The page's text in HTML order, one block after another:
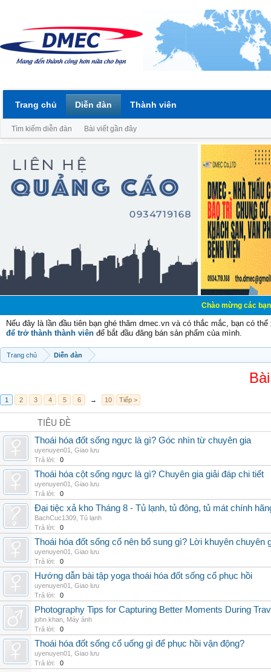
Chào mừng các bạn đến với
Nếu đây là lần đầu tiên bạn ghé thăm dmec.vn và có thắc mắc, bạn có
để trở thành thành viên để bắt đầu đăng bán sản phẩm của mình.
Trang chủ Diễn đàn
1 2 3 4 5 6 → 10 Tiếp >
TIÊU ĐỀ
Thoái hóa đốt sống ngực là gì? Góc nhìn từ chuyên gia
uyenuyen01
Giao lưu
Trả lời:
0
Thoái hóa cột sống ngực là gì? Chuyên gia giải đáp chi tiết
uyenuyen01
Giao lưu
Trả lời:
0
Đại tiệc xả kho Tháng 8 - Tủ lạnh, tủ đông, tủ mát chính
BachCuc1309 Tủ lạnh
Trả lời:
0
Thoái hóa đốt sống cổ nên bổ sung gì? Lời khuyên chuyên
uyenuyen01
Giao lưu
Trả lời:
0
Hướng dẫn bài tập yoga thoái hóa đốt sống cổ phục hồi
uyenuyen01
Giao lưu
Trả lời:
0
Photography Tips for Capturing Better Moments During
john khan Máy ảnh
Trả lời:
0
Thoái hóa đốt sống cổ uống gì để phục hồi vận động?
uyenuyen01
Giao lưu
Trả lời:
0
Trang chủ Diễn đàn
Tìm kiếm diễn đàn Bài viết gần đây
Thành viên